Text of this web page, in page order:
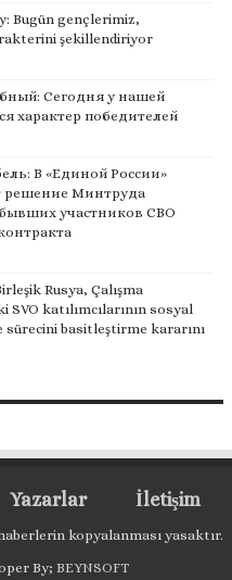
Bugün gençlerimiz,
şekillendiriyor
Сегодня у нашей
характер победителей
В «Единой России»
Минтруда
участников СВО
Rusya, Çalışma
SVO katılımcılarının sosyal
sürecini basitleştirme kararını
Yazarlar İletişim
kopyalanması yasaktır.
By; BEYNSOFT